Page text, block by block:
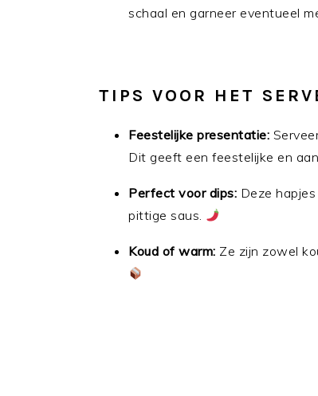
schaal en garneer eventueel
TIPS VOOR HET
Feestelijke presentatie:
Dit geeft een feestelijke en
Perfect voor dips: Deze
pittige saus.
Koud of warm: Ze zijn zowel